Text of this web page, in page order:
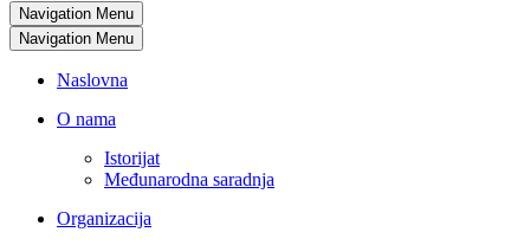
Navigation Menu
Navigation Menu
Naslovna
O nama
Istorijat
Međunarodna saradnja
Organizacija